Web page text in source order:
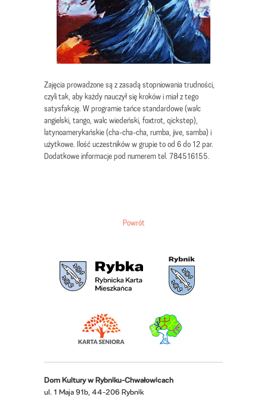
Zajęcia prowadzone są z zasadą stopniowania trudności,
czyli tak, aby każdy nauczył się kroków i miał z tego
satysfakcję. W programie tańce standardowe (walc
angielski, tango, walc wiedeński, foxtrot, qickstep),
latynoamerykańskie (cha-cha-cha, rumba, jive, samba) i
użytkowe. Ilość uczestników w grupie to od 6 do 12 par.
Dodatkowe informacje pod numerem tel. 784516155.
Powrót
Dom Kultury w Rybniku-Chwałowicach
ul. 1 Maja 91b, 44-206 Rybnik